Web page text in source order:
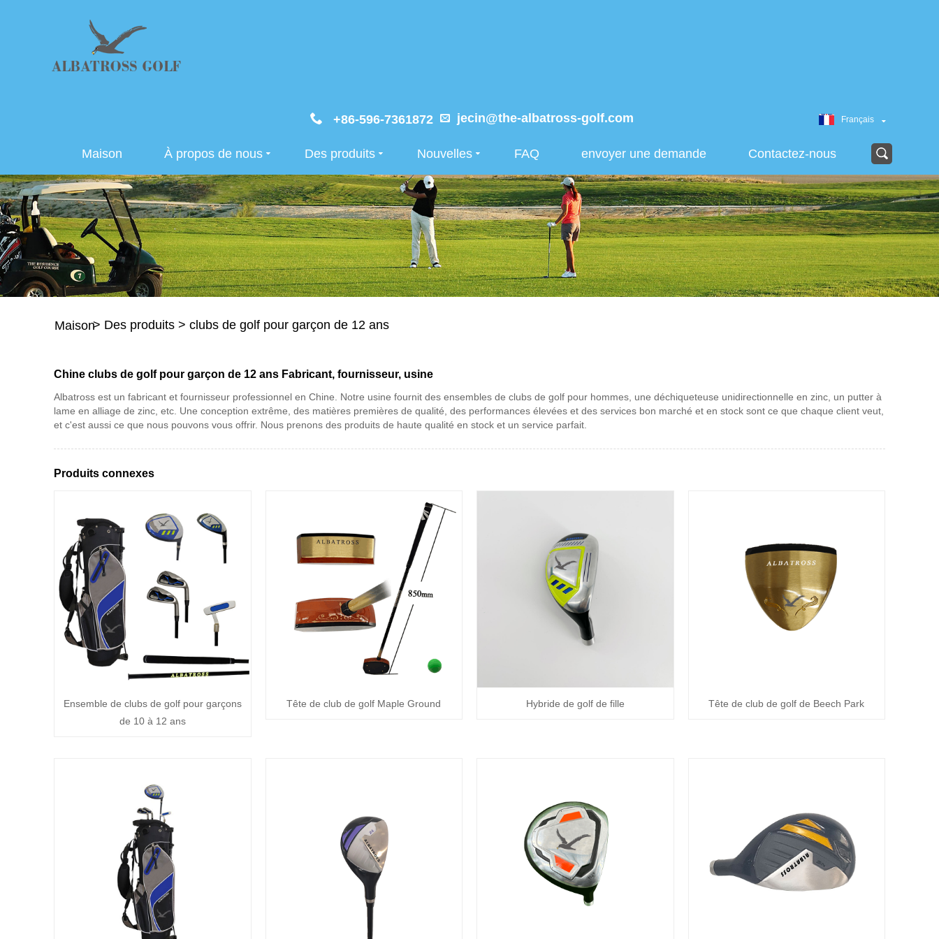
+86-596-7361872 jecin@the-albatross-golf.com Français
Maison À propos de nous Des produits Nouvelles FAQ envoyer une demande Contactez-nous
Maison> Des produits > clubs de golf pour garçon de 12 ans
Chine clubs de golf pour garçon de 12 ans Fabricant, fournisseur, usine
Albatross est un fabricant et fournisseur professionnel en Chine. Notre usine fournit des ensembles de clubs de golf pour hommes, une déchiqueteuse unidirectionnelle en zinc, un putter à
lame en alliage de zinc, etc. Une conception extrême, des matières premières de qualité, des performances élevées et des services bon marché et en stock sont ce que chaque client veut,
et c'est aussi ce que nous pouvons vous offrir. Nous prenons des produits de haute qualité en stock et un service parfait.
Produits connexes
Ensemble de clubs de golf pour garçons
de 10 à 12 ans
Tête de club de golf Maple Ground Hybride de golf de fille Tête de club de golf de Beech Park